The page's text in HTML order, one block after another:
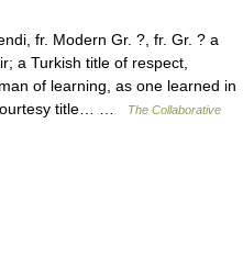
fr. Modern Gr. ?, fr. Gr. ? a
a Turkish title of respect,
of learning, as one learned in
title… …
The Collaborative